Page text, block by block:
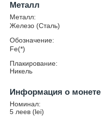
Металл
Металл:
Железо (Сталь)
Обозначение:
Fe(*)
Плакирование:
Никель
Информация о монете
Номинал:
5 леев (lei)